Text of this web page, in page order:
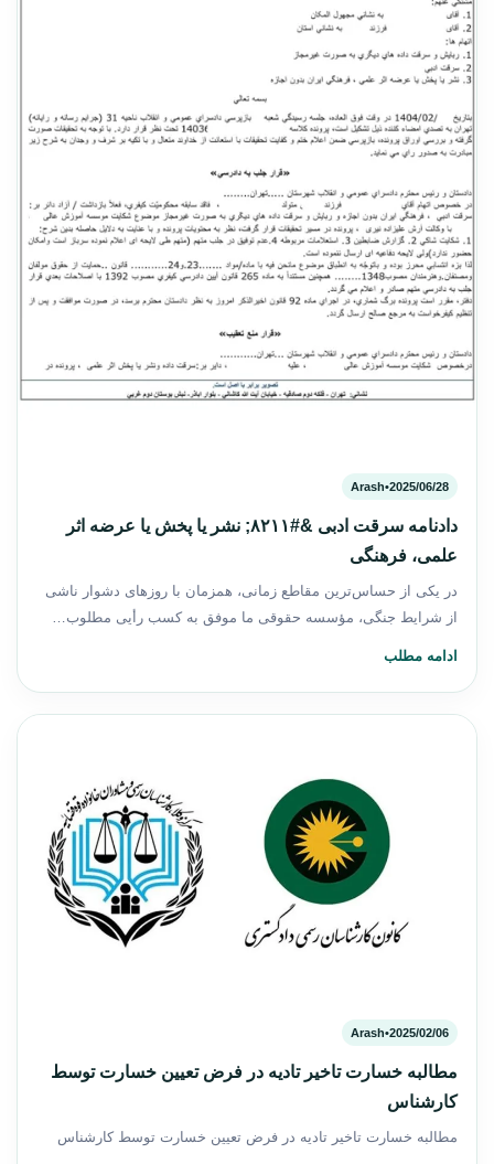
2025/06/28
•
Arash
دادنامه سرقت ادبی &#۸۲۱۱; نشر یا پخش یا عرضه اثر
علمی، فرهنگی
در یکی از حساس‌ترین مقاطع زمانی، همزمان با روزهای دشوار ناشی
از شرایط جنگی، مؤسسه حقوقی ما موفق به کسب رأیی مطلوب…
ادامه مطلب
2025/02/06
•
Arash
مطالبه خسارت تاخیر تادیه در فرض تعیین خسارت توسط
کارشناس
مطالبه خسارت تاخیر تادیه در فرض تعیین خسارت توسط کارشناس